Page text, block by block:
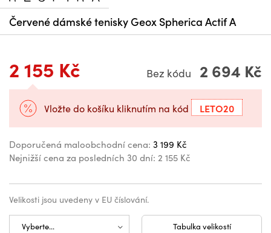
Červené dámské tenisky Geox Spherica Actif A
2 155 Kč Bez kódu 2 694 Kč
Vložte do košíku kliknutím na kód LETO20
Doporučená maloobchodní cena: 3 199 Kč
Nejnižší cena za posledních 30 dní: 2 155 Kč
Velikosti jsou uvedeny v EU číslování.
Tabulka velikostí